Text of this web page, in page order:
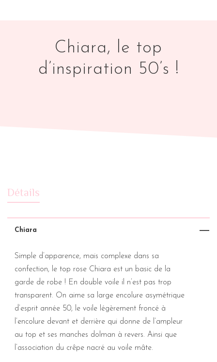
Chiara, le top
d’inspiration 50’s !
Détails
Chiara
Simple d’apparence, mais complexe dans sa
confection, le top rose Chiara est un basic de la
garde de robe ! En double voile il n’est pas trop
transparent. On aime sa large encolure asymétrique
d’esprit année 50, le voile légèrement froncé à
l’encolure devant et derrière qui donne de l’ampleur
au top et ses manches dolman à revers. Ainsi que
l’association du crêpe nacré au voile mâte.